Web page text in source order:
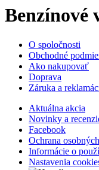
O spoločnosti
Obchodné
Ako nakupovať
Doprava
Záruka a
Aktuálna akcia
Novinky a
Facebook
Ochrana
Informácie o
Nastavenia